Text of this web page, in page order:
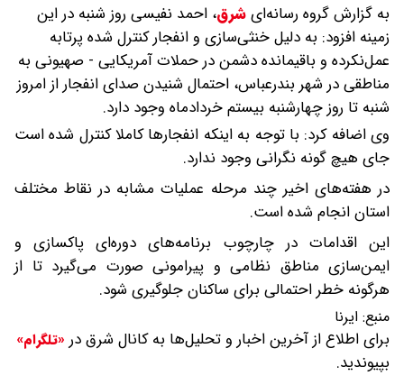
به گزارش گروه رسانه‌ایشرق، احمد نفیسی روز شنبه در این
زمینه افزود: به دلیل خنثی‌سازی و انفجار کنترل شده پرتابه
عمل‌نکرده و باقیمانده دشمن در حملات آمریکایی‌ - صهیونی به
مناطقی در شهر بندرعباس، احتمال شنیدن صدای انفجار از امروز
شنبه تا روز چهارشنبه بیستم خردادماه وجود دارد.
وی اضافه کرد: با توجه به اینکه انفجارها کاملا کنترل شده است
جای هیچ گونه نگرانی وجود ندارد.
در هفته‌های اخیر چند مرحله عملیات مشابه در نقاط مختلف
استان انجام شده است.
این اقدامات در چارچوب برنامه‌های دوره‌ای پاکسازی و
ایمن‌سازی مناطق نظامی و پیرامونی صورت می‌گیرد تا از
هرگونه خطر احتمالی برای ساکنان جلوگیری شود.
منبع: ایرنا
برای اطلاع از آخرین اخبار و تحلیل‌ها به کانال شرق در «تلگرام»
بپیوندید.